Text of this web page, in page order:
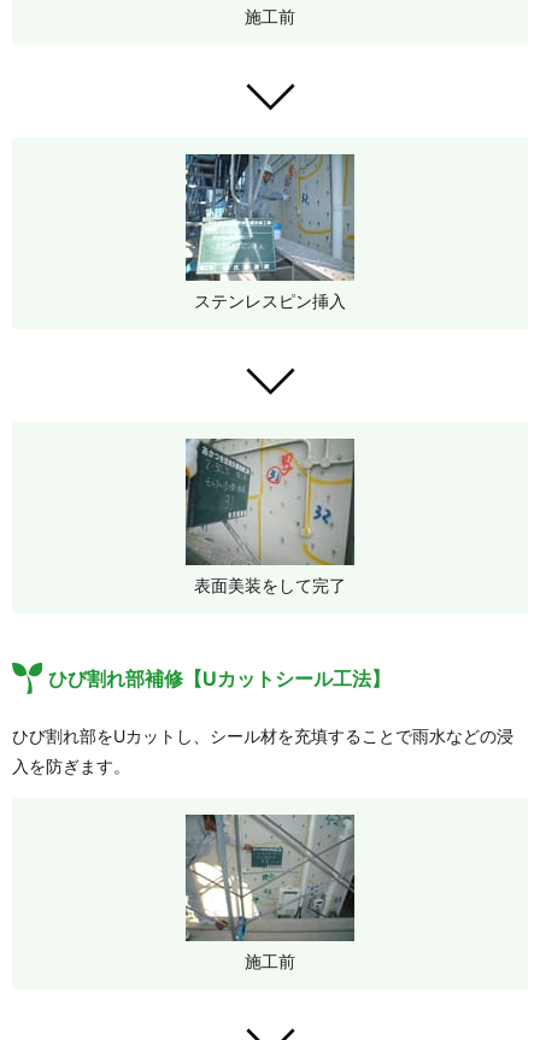
施工前
ステンレスピン挿入
表面美装をして完了
ひび割れ部補修【Uカットシール工法】
ひび割れ部をUカットし、シール材を充填することで雨水などの浸
入を防ぎます。
施工前